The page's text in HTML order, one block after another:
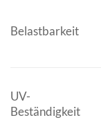
Belastbarkeit
UV-
Beständigkeit